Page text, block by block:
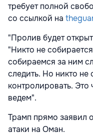
требует полной
со ссылкой на
"Пролив будет
"Никто не
собираемся за ним
следить. Но никто не
контролировать.
ведем".
Трамп прямо заявил
атаки на Оман.